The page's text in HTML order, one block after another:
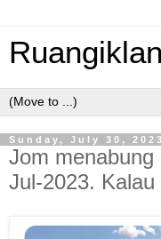
Sunday, July 30, 2023
Jom
Jul-2023.